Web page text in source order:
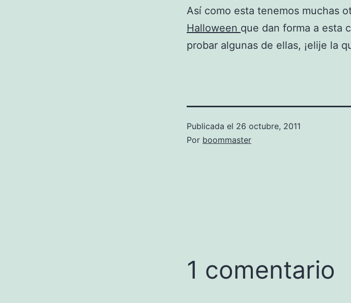
Así como esta tenemos muchas
Halloween que dan forma a esta
probar algunas de ellas, ¡elije la
Publicada el 26 octubre, 2011
Por boommaster
1 comentario